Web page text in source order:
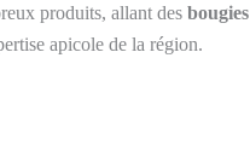
produits, allant des bougies
apicole de la région.